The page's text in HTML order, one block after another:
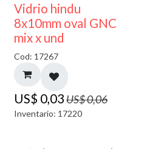
50% DESCUENTO
Vidrio hindu
8x10mm oval GNC
mix x und
Cod: 17267
US$ 0,03US$0,06
Inventario: 17220